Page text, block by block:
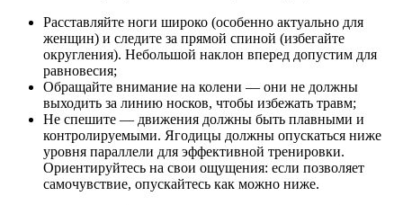
Расставляйте ноги широко (особенно актуально для
женщин) и следите за прямой спиной (избегайте
округления). Небольшой наклон вперед допустим для
равновесия;
Обращайте внимание на колени — они не должны
выходить за линию носков, чтобы избежать травм;
Не спешите — движения должны быть плавными и
контролируемыми. Ягодицы должны опускаться ниже
уровня параллели для эффективной тренировки.
Ориентируйтесь на свои ощущения: если позволяет
самочувствие, опускайтесь как можно ниже.